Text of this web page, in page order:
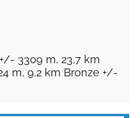
3309 m, 23,7 km
m, 9,2 km Bronze +/-